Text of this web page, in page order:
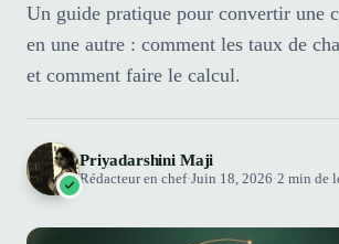
Un guide pratique pour convertir une
en une autre : comment les taux de
et comment faire le calcul.
Priyadarshini Maji
Rédacteur en chef·Juin 18, 2026·2 min de